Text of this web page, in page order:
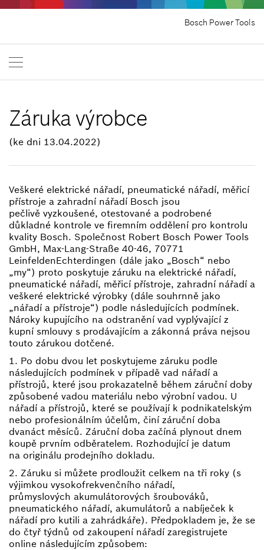
Bosch Power Tools
Záruka výrobce
(ke dni 13.04.2022)
Veškeré elektrické nářadí, pneumatické nářadí, měřicí
přístroje a zahradní nářadí Bosch jsou
pečlivě vyzkoušené, otestované a podrobené
důkladné kontrole ve firemním oddělení pro kontrolu
kvality Bosch. Společnost Robert Bosch Power Tools
GmbH, Max-Lang-Straße 40-46, 70771
LeinfeldenEchterdingen (dále jako „Bosch“ nebo
„my“) proto poskytuje záruku na elektrické nářadí,
pneumatické nářadí, měřicí přístroje, zahradní nářadí a
veškeré elektrické výrobky (dále souhrnně jako
„nářadí a přístroje“) podle následujících podmínek.
Nároky kupujícího na odstranění vad vyplývající z
kupní smlouvy s prodávajícím a zákonná práva nejsou
touto zárukou dotčené.
1. Po dobu dvou let poskytujeme záruku podle
následujících podmínek v případě vad nářadí a
přístrojů, které jsou prokazatelně během záruční doby
způsobené vadou materiálu nebo výrobní vadou. U
nářadí a přístrojů, které se používají k podnikatelským
nebo profesionálním účelům, činí záruční doba
dvanáct měsíců. Záruční doba začíná plynout dnem
koupě prvním odběratelem. Rozhodující je datum
na originálu prodejního dokladu.
2. Záruku si můžete prodloužit celkem na tři roky (s
výjimkou vysokofrekvenčního nářadí,
průmyslových akumulátorových šroubováků,
pneumatického nářadí, akumulátorů a nabíječek k
nářadí pro kutili a zahrádkáře). Předpokladem je, že se
do čtyř týdnů od zakoupení nářadí zaregistrujete
online následujícím způsobem: